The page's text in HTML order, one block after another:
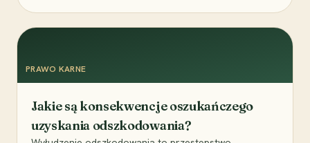
PRAWO KARNE
Jakie są konsekwencje oszukańczego
uzyskania odszkodowania?